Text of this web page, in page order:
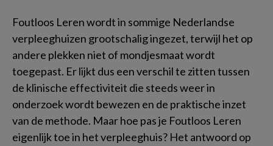
Foutloos Leren wordt in sommige Nederlandse
verpleeghuizen grootschalig ingezet, terwijl het op
andere plekken niet of mondjesmaat wordt
toegepast. Er lijkt dus een verschil te zitten tussen
de klinische effectiviteit die steeds weer in
onderzoek wordt bewezen en de praktische inzet
van de methode. Maar hoe pas je Foutloos Leren
eigenlijk toe in het verpleeghuis? Het antwoord op